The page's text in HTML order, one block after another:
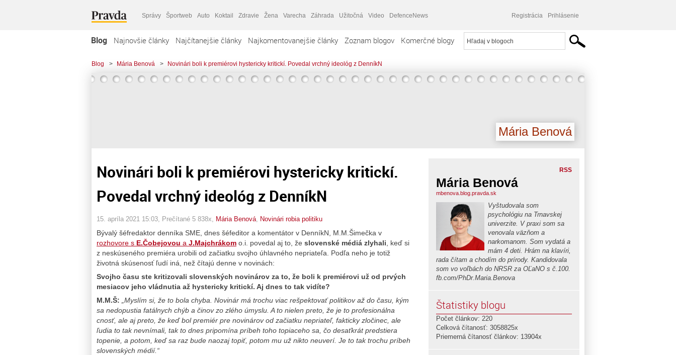
Správy Športweb Auto Koktail Zdravie Žena Varecha Záhrada Užitočná Video DefenceNews Registrácia Prihlásenie
Blog Najnovšie články Najčítanejšie články Najkomentovanejšie články Zoznam blogov Komerčné blogy
Blog > Mária Benová > Novinári boli k premiérovi hystericky kritickí. Povedal vrchný ideológ z DenníkN
Mária Benová
Novinári boli k premiérovi hystericky kritickí.
Povedal vrchný ideológ z DenníkN
15. apríla 2021 15:03 , Prečítané 5 838x, Mária Benová Novinári robia politiku
Bývalý šéfredaktor denníka SME, dnes šéfeditor a komentátor v DenníkN, M.M.Šimečka v
rozhovore s E.Čobejovou a J.Majchrákom o.i. povedal aj to, že slovenské médiá zlyhali , keď si
z neskúseného premiéra urobili od začiatku svojho úhlavného nepriateľa. Podľa neho je totiž
životná skúsenosť ľudí iná, než čítajú denne v novinách:
Svojho času ste kritizovali slovenských novinárov za to, že boli k premiérovi už od prvých
mesiacov jeho vládnutia až hystericky kritickí. Aj dnes to tak vidíte?
M.M.Š:
„Myslím si, že to bola chyba. Novinár má trochu viac rešpektovať politikov až do času, kým
sa nedopustia fatálnych chýb a činov zo zlého úmyslu. A to nielen preto, že je to profesionálna
cnosť, ale aj preto, že keď bol premiér pre novinárov od začiatku nepriateľ, fakticky zločinec, ale
ľudia to tak nevnímali, tak to dnes pripomína príbeh toho topiaceho sa, čo desaťkrát predstiera
topenie, a potom, keď sa raz bude naozaj topiť, potom mu už nikto neuverí. Je to tak trochu príbeh
slovenských médií.“
RSS
Mária Benová
mbenova.blog.pravda.sk
Vyštudovala som
psychológiu na Trnavskej
univerzite. V praxi som sa
venovala väzňom a
narkomanom. Som vydatá a
mám 4 deti. Hrám na klavíri,
rada čítam a chodím do prírody. Kandidovala
som vo voľbách do NRSR za OĽaNO s č.100.
fb.com/PhDr.Maria.Benova
Štatistiky blogu
Počet článkov: 220
Celková čítanosť: 3058825x
Priemerná čítanosť článkov: 13904x